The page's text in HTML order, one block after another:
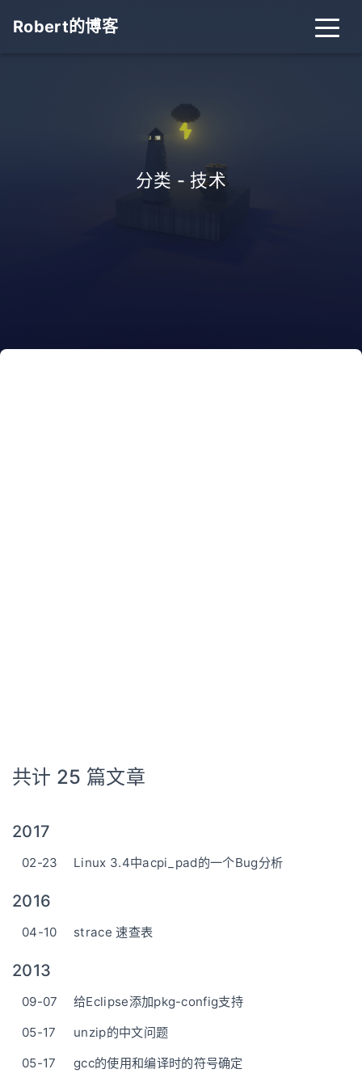
Robert的博客
分类 - 技术
共计 25 篇文章
2017
02-23 Linux 3.4中acpi_pad的一个Bug分析
2016
04-10 strace 速查表
2013
09-07
给Eclipse添加pkg-config支持
05-17
unzip的中文问题
05-17
gcc的使用和编译时的符号确定